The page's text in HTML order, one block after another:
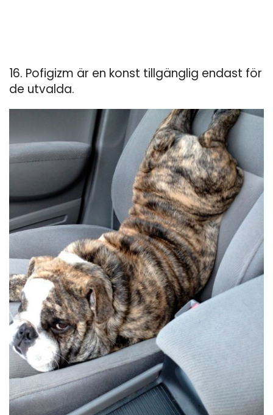
16. Pofigizm är en konst tillgänglig endast för
de utvalda.